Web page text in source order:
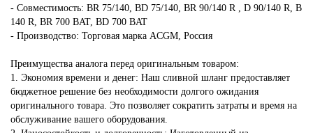
- Совместимость: BR 75/140, BD 75/140, BR 90/140 R , D 90/140 R, B
140 R, BR 700 BAT, BD 700 BAT
- Производство: Торговая марка ACGM, Россия
Преимущества аналога перед оригинальным товаром:
1. Экономия времени и денег: Наш сливной шланг предоставляет
бюджетное решение без необходимости долгого ожидания
оригинального товара. Это позволяет сократить затраты и время на
обслуживание вашего оборудования.